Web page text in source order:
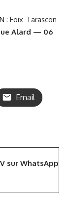
: Foix-Tarascon
Alard — 06
Email
sur WhatsApp